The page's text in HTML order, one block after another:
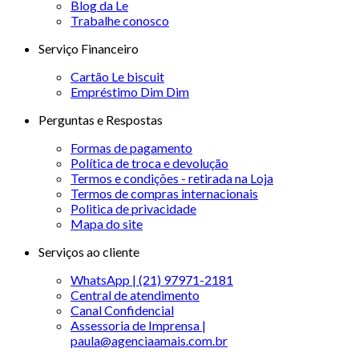
Blog da Le
Trabalhe conosco
Serviço Financeiro
Cartão Le biscuit
Empréstimo Dim Dim
Perguntas e Respostas
Formas de pagamento
Política de troca e devolução
Termos e condições - retirada na Loja
Termos de compras internacionais
Politica de privacidade
Mapa do site
Serviços ao cliente
WhatsApp | (21) 97971-2181
Central de atendimento
Canal Confidencial
Assessoria de Imprensa |
paula@agenciaamais.com.br